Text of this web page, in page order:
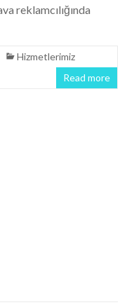
reklamcılığında
Hizmetlerimiz
Read more